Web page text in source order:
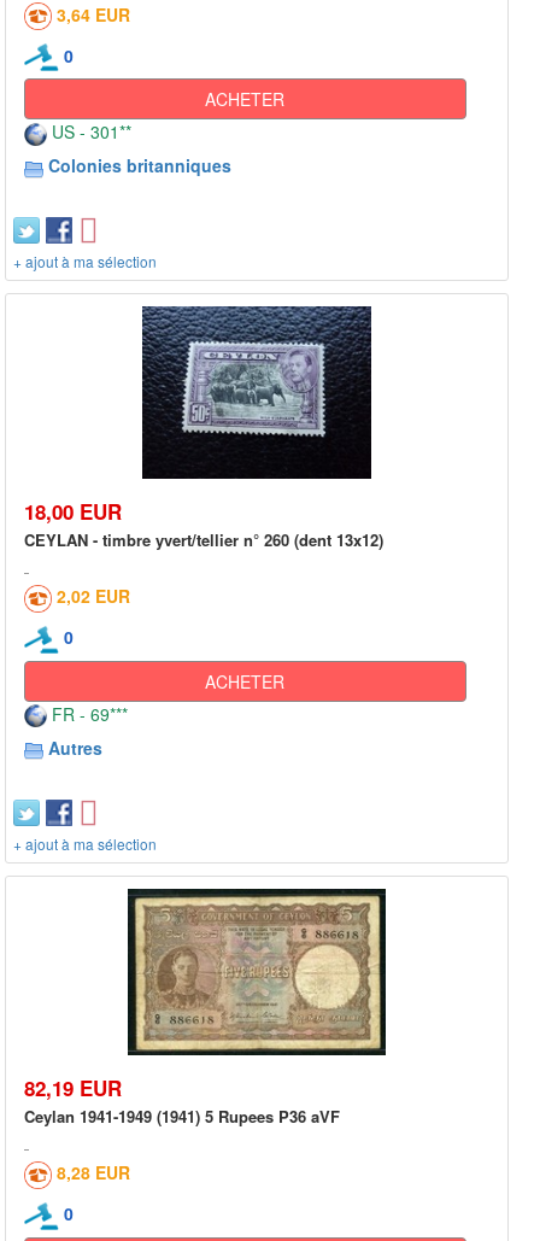
3,64 EUR
0
ACHETER
US - 301**
Colonies britanniques
+ ajout à ma sélection
18,00 EUR
CEYLAN - timbre yvert/tellier n° 260 (dent 13x12)
2,02 EUR
0
ACHETER
FR - 69***
Autres
+ ajout à ma sélection
82,19 EUR
Ceylan 1941-1949 (1941) 5 Rupees P36 aVF
8,28 EUR
0